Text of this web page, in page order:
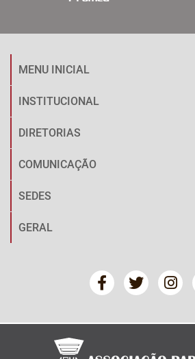
MENU INICIAL
INSTITUCIONAL
DIRETORIAS
COMUNICAÇÃO
SEDES
GERAL